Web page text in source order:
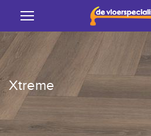
Xtreme